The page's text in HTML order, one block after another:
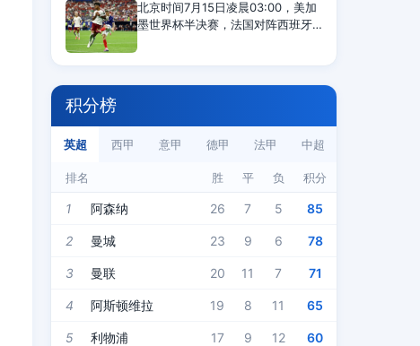
佩VS亚马尔11次交
北京时间7月15日凌晨03:00，美加
墨世界杯半决赛，法国对阵西班牙
积分榜
英超 西甲 意甲 德甲 法甲 中超
排名 胜 平 负 积分
1 阿森纳 26 7 5 85
2 曼城 23 9 6 78
3 曼联 20 11 7 71
4 阿斯顿维拉 19 8 11 65
5 利物浦 17 9 12 60